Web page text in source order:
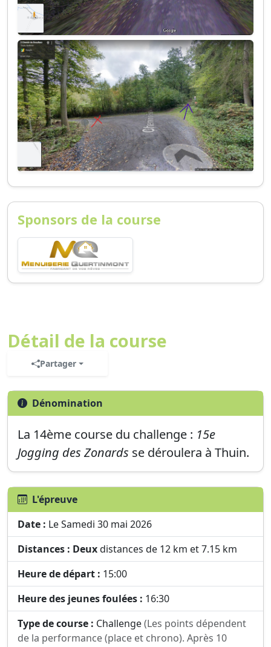
Sponsors de la course
Détail de la course
Partager
Dénomination
La 14ème course du challenge : 15e
Jogging des Zonards se déroulera à Thuin.
L'épreuve
Date : Le Samedi 30 mai 2026
Distances : Deuxdistances de 12 km et 7.15 km
Heure de départ : 15:00
Heure des jeunes foulées : 16:30
Type de course : Challenge(Les points dépendent
de la performance (place et chrono). Après 10